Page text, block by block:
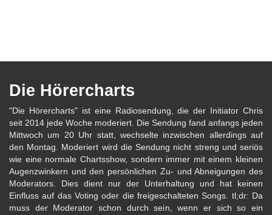
Die Hörercharts
"Die Hörercharts" ist eine Radiosendung, die der Initiator Chris
seit 2014 jede Woche moderiert. Die Sendung fand anfangs jeden
Mittwoch um 20 Uhr statt, wechselte inzwischen allerdings auf
den Montag. Moderiert wird die Sendung nicht streng und seriös
wie eine normale Chartsshow, sondern immer mit einem kleinen
Augenzwinkern und den persönlichen Zu- und Abneigungen des
Moderators. Dies dient nur der Unterhaltung und hat keinen
Einfluss auf das Voting oder die freigeschalteten Songs. tl;dr: Da
muss der Moderator schon durch sein, wenn er sich so ein